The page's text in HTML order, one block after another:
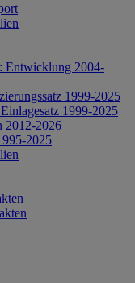
Entwicklung 2004-
1999-2025
1999-2025
2012-2026
2025